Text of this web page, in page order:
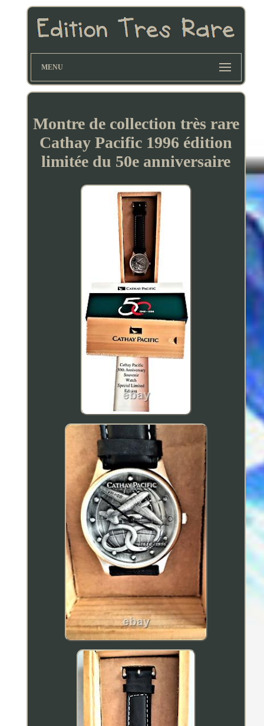
MENU
Montre de collection très rare
Cathay Pacific 1996 édition
limitée du 50e anniversaire